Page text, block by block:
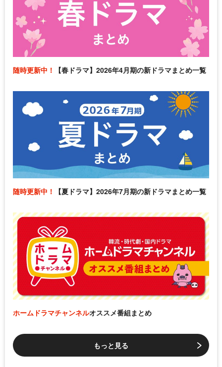
随時更新中！ 【春ドラマ】2026年4月期の新ドラマまとめ一覧
随時更新中！ 【夏ドラマ】2026年7月期の新ドラマまとめ一覧
ホームドラマチャンネルオススメ番組まとめ
もっと見る